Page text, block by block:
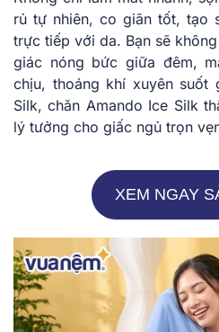
rủ tự nhiên, co giãn tốt, tạo
trực tiếp với da. Bạn sẽ
giác nóng bức giữa đêm,
chịu, thoáng khí xuyên
Silk, chăn Amando Ice Silk
lý tưởng cho giấc ngủ trọn
XEM NGAY